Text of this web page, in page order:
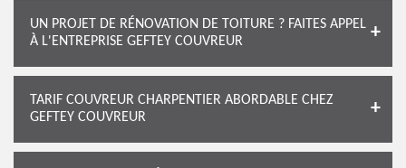
UN PROJET DE RÉNOVATION DE TOITURE ? FAITES APPEL
À L'ENTREPRISE GEFTEY COUVREUR
TARIF COUVREUR CHARPENTIER ABORDABLE CHEZ
GEFTEY COUVREUR